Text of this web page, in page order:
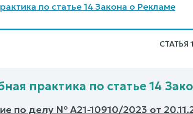
по статье 14 Закона о Рекламе
СТАТЬЯ
практика по статье 14
по делу № А21-10910/2023 от